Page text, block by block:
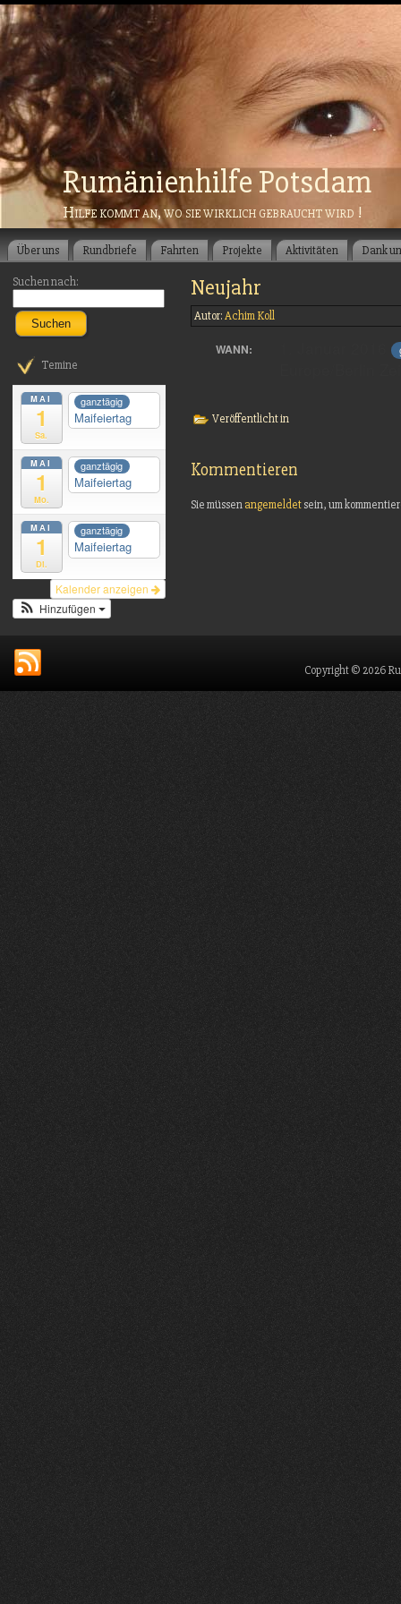
Rumänienhilfe Potsdam
Hilfe kommt an, wo sie wirklich gebraucht wird !
Über uns Rundbriefe Fahrten Projekte Aktivitäten Dank
Suchen nach:
Suchen
Temine
MAI
1
Sa.
ganztägig
Maifeiertag
MAI
1
Mo.
ganztägig
Maifeiertag
MAI
1
Di.
ganztägig
Maifeiertag
Kalender anzeigen
Hinzufügen
Neujahr
Autor:Achim Koll
WANN:
Veröffentlicht in
Kommentieren
Sie müssenangemeldetsein, um
Copyright © 2026